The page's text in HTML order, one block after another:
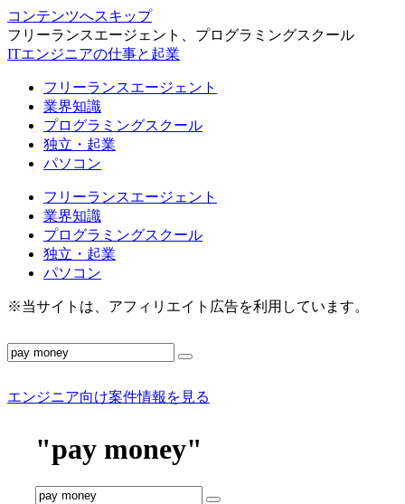
コンテンツへスキップ
フリーランスエージェント、プログラミングスクール
ITエンジニアの仕事と起業
フリーランスエージェント
業界知識
プログラミングスクール
独立・起業
パソコン
フリーランスエージェント
業界知識
プログラミングスクール
独立・起業
パソコン
※当サイトは、アフィリエイト広告を利用しています。
エンジニア向け案件情報を見る
"pay money"